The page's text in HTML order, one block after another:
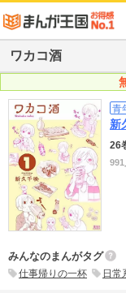
ワカコ酒
青
新
26
991
みんなのまんがタグ
仕事帰りの一杯 日常